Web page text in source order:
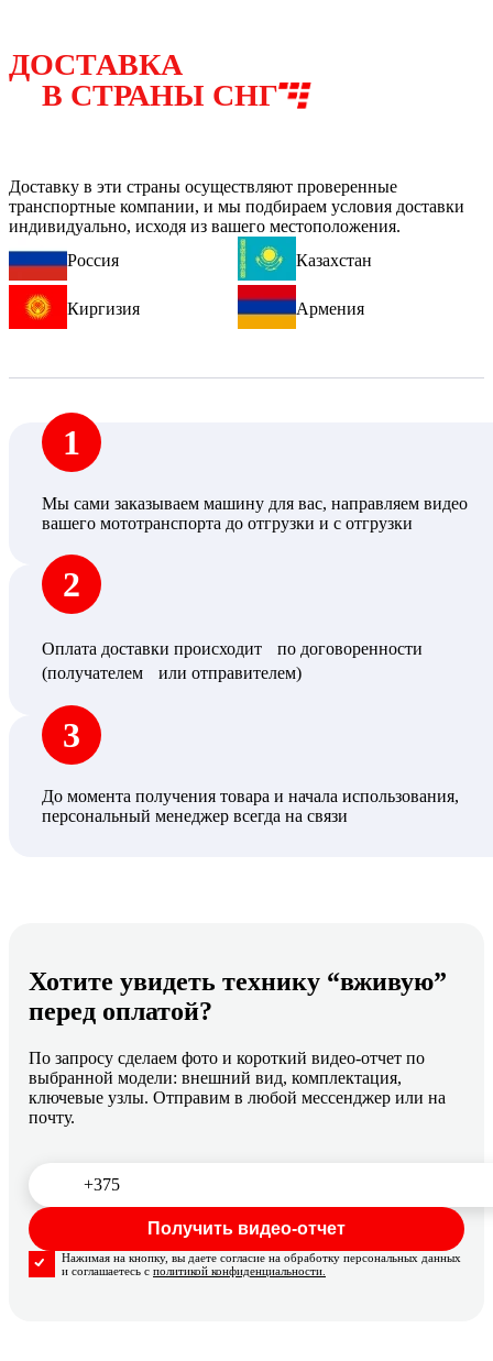
ДОСТАВКА
В СТРАНЫ СНГ
Доставку в эти страны осуществляют проверенные
транспортные компании, и мы подбираем условия доставки
индивидуально, исходя из вашего местоположения.
Россия
Казахстан
Киргизия Армения
1
Мы сами заказываем машину для вас, направляем видео
вашего мототранспорта до отгрузки и с отгрузки
2
Оплата доставки происходит по договоренности
(получателем или отправителем)
3
До момента получения товара и начала использования,
персональный менеджер всегда на связи
Хотите увидеть технику “вживую”
перед оплатой?
По запросу сделаем фото и короткий видео-отчет по
выбранной модели: внешний вид, комплектация,
ключевые узлы. Отправим в любой мессенджер или на
почту.
Нажимая на кнопку, вы даете согласие на обработку персональных данных
и соглашаетесь с политикой конфиденциальности.